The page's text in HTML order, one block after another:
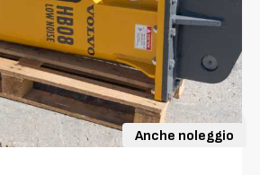
Anche noleggio